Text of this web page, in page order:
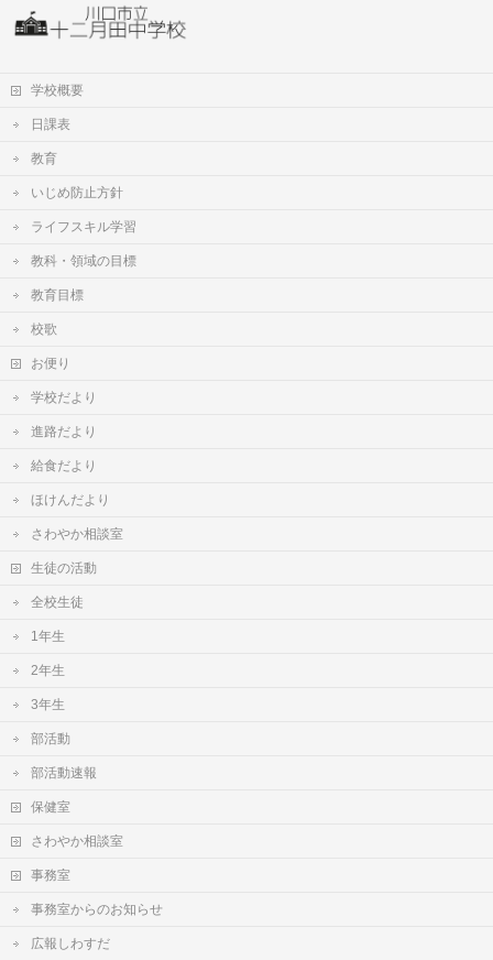
学校概要
日課表
教育
いじめ防止方針
ライフスキル学習
教科・領域の目標
教育目標
校歌
お便り
学校だより
進路だより
給食だより
ほけんだより
さわやか相談室
生徒の活動
全校生徒
1年生
2年生
3年生
部活動
部活動速報
保健室
さわやか相談室
事務室
事務室からのお知らせ
広報しわすだ